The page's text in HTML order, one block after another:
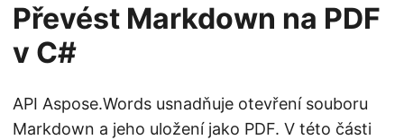
Převést Markdown na PDF
v C#
API Aspose.Words usnadňuje otevření souboru
Markdown a jeho uložení jako PDF. V této části